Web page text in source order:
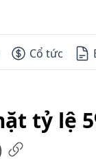
Cổ tức
tỷ lệ